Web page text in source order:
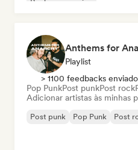
Rock progressivo
Anthems for
Playlist
> 1100 feedbacks
Pop PunkPost punkPost rock
Adicionar artistas às minhas
Post punk Pop Punk Post